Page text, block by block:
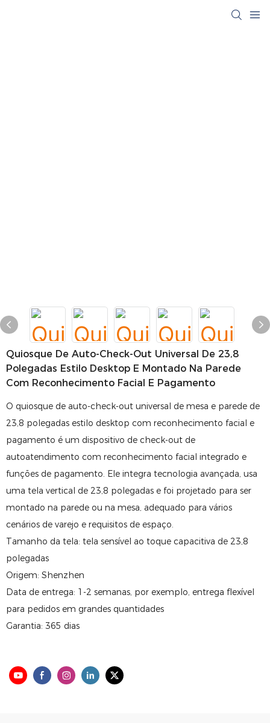
Quiosque De Auto-Check-Out Universal De 23,8
Polegadas Estilo Desktop E Montado Na Parede
Com Reconhecimento Facial E Pagamento
O quiosque de auto-check-out universal de mesa e parede de
23,8 polegadas estilo desktop com reconhecimento facial e
pagamento é um dispositivo de check-out de
autoatendimento com reconhecimento facial integrado e
funções de pagamento. Ele integra tecnologia avançada, usa
uma tela vertical de 23,8 polegadas e foi projetado para ser
montado na parede ou na mesa, adequado para vários
cenários de varejo e requisitos de espaço.
Tamanho da tela: tela sensível ao toque capacitiva de 23,8
polegadas
Origem: Shenzhen
Data de entrega: 1-2 semanas, por exemplo, entrega flexível
para pedidos em grandes quantidades
Garantia: 365 dias